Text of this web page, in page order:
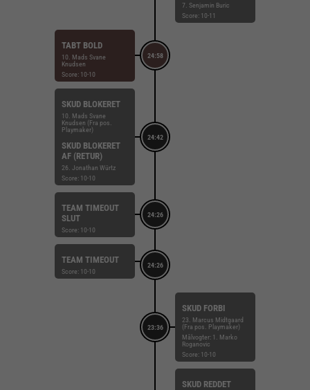
7. Senjamin Buric
Score: 10-11
24:58
TABT BOLD
10. Mads Svane
Knudsen
Score: 10-10
24:42
SKUD BLOKERET
10. Mads Svane
Knudsen (Fra pos.
Playmaker)
SKUD BLOKERET
AF (RETUR)
26. Jonathan Würtz
Score: 10-10
24:26
TEAM TIMEOUT
SLUT
Score: 10-10
24:26
TEAM TIMEOUT
Score: 10-10
23:36
SKUD FORBI
23. Marcus Midtgaard
(Fra pos. Playmaker)
Målvogter: 1. Marko
Roganovic
Score: 10-10
SKUD REDDET